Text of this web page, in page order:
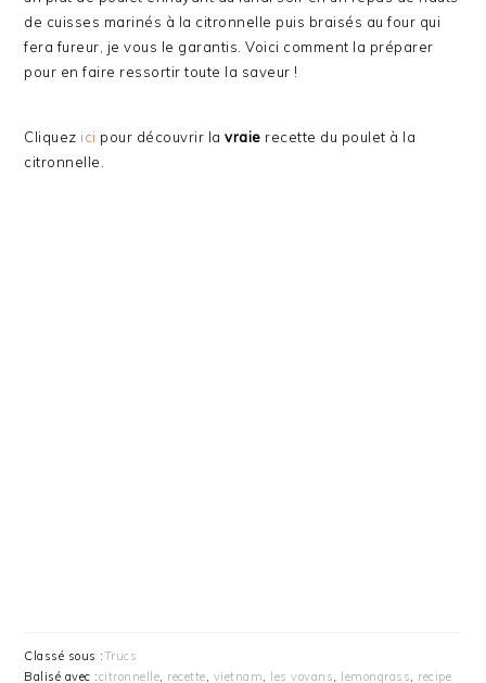
de cuisses marinés à la citronnelle puis braisés au four qui
fera fureur, je vous le garantis. Voici comment la préparer
pour en faire ressortir toute la saveur !
Cliquez ici pour découvrir lavraie recette du poulet à la
citronnelle.
Classé sous :Trucs
Balisé avec :citronnelle, recette, vietnam, les vovans, lemongrass, recipe